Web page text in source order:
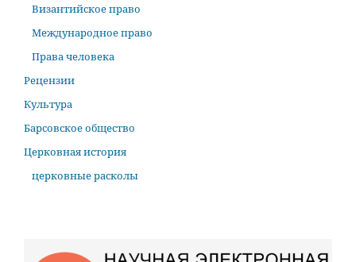
Византийское право
Международное право
Права человека
Рецензии
Культура
Барсовское общество
Церковная история
церковные расколы